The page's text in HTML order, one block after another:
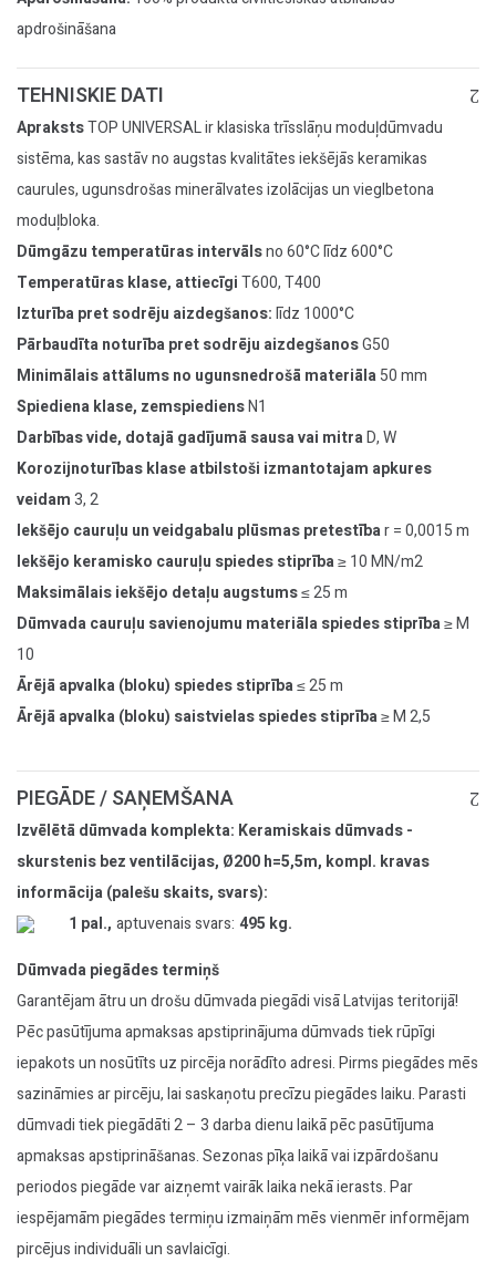
apdrošināšana
TEHNISKIE DATI
AprakstsTOP UNIVERSAL ir klasiska trīsslāņu moduļdūmvadu
sistēma, kas sastāv no augstas kvalitātes iekšējās keramikas
caurules, ugunsdrošas minerālvates izolācijas un vieglbetona
moduļbloka.
Dūmgāzu temperatūras intervālsno 60°C līdz 600°C
Temperatūras klase, attiecīgiT600, T400
Izturība pret sodrēju aizdegšanos:līdz 1000°C
Pārbaudīta noturība pret sodrēju aizdegšanosG50
Minimālais attālums no ugunsnedrošā materiāla50 mm
Spiediena klase, zemspiediensN1
Darbības vide, dotajā gadījumā sausa vai mitraD, W
Korozijnoturības klase atbilstoši izmantotajam apkures
veidam3, 2
Iekšējo cauruļu un veidgabalu plūsmas pretestībar = 0,0015 m
Iekšējo keramisko cauruļu spiedes stiprība≥ 10 MN/m2
Maksimālais iekšējo detaļu augstums≤ 25 m
Dūmvada cauruļu savienojumu materiāla spiedes stiprība≥ M
10
Ārējā apvalka (bloku) spiedes stiprība≤ 25 m
Ārējā apvalka (bloku) saistvielas spiedes stiprība≥ M 2,5
PIEGĀDE / SAŅEMŠANA
Izvēlētā dūmvada komplekta: Keramiskais dūmvads -
skurstenis bez ventilācijas, Ø200 h=5,5m, kompl. kravas
informācija (palešu skaits, svars):
1 pal., aptuvenais svars: 495 kg.
Dūmvada piegādes termiņš
Garantējam ātru un drošu dūmvada piegādi visā Latvijas teritorijā!
Pēc pasūtījuma apmaksas apstiprinājuma dūmvads tiek rūpīgi
iepakots un nosūtīts uz pircēja norādīto adresi. Pirms piegādes mēs
sazināmies ar pircēju, lai saskaņotu precīzu piegādes laiku. Parasti
dūmvadi tiek piegādāti 2 – 3 darba dienu laikā pēc pasūtījuma
apmaksas apstiprināšanas. Sezonas pīķa laikā vai izpārdošanu
periodos piegāde var aizņemt vairāk laika nekā ierasts. Par
iespējamām piegādes termiņu izmaiņām mēs vienmēr informējam
pircējus individuāli un savlaicīgi.